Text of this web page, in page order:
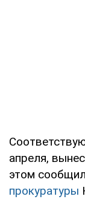
апреля, вынес
этом
прокуратуры